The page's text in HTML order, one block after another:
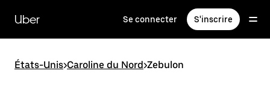
contenu
principal
Uber Se connecter S'inscrire
États-Unis>Caroline du Nord>Zebulon